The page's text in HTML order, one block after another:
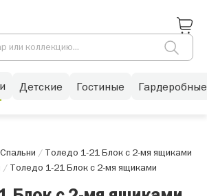
Детские Гостиные Гардеробные
Спальни / Толедо 1-21 Блок с 2-мя ящиками
/ Толедо 1-21 Блок с 2-мя ящиками